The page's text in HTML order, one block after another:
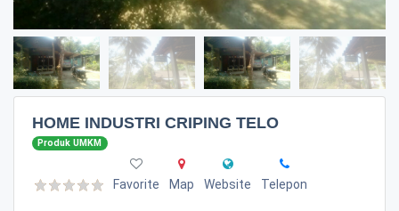
HOME INDUSTRI CRIPING TELO
Produk UMKM
Favorite Map Website Telepon